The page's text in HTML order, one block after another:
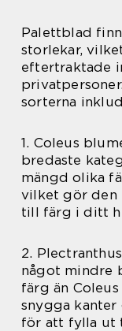
Palettblad
storlekar,
eftertraktade
sorterna
1. Coleus
bredaste
mängd olika
vilket gör
till färg i ditt
2.
något mindre
färg än
snygga
för att fylla ut